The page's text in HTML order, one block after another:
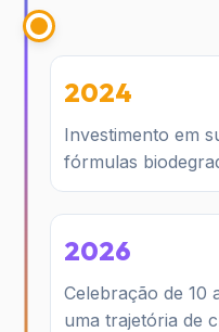
2024
Investimento em
fórmulas
2026
Celebração de 10
uma trajetória de